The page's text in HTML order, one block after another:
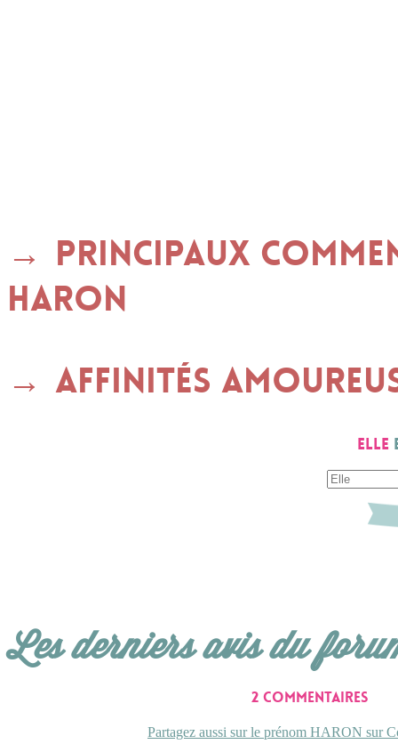
Principaux
HARON
Affinités
Elle
Les derniers avis du
2 commentaires
Partagez aussi sur le prénom HARON sur